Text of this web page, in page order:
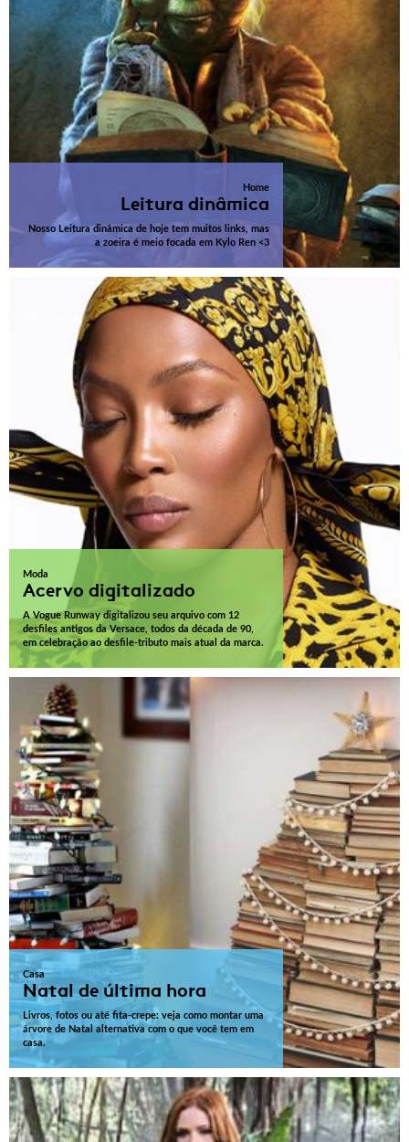
Home
Leitura dinâmica
Nosso Leitura dinâmica de hoje tem muitos links, mas
a zoeira é meio focada em Kylo Ren <3
Moda
Acervo digitalizado
A Vogue Runway digitalizou seu arquivo com 12
desfiles antigos da Versace, todos da década de 90,
em celebração ao desfile-tributo mais atual da marca.
Casa
Natal de última hora
Livros, fotos ou até fita-crepe: veja como montar uma
árvore de Natal alternativa com o que você tem em
casa.